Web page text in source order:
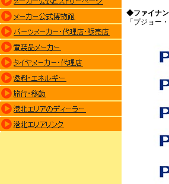
◆ファイナ
「プジョー